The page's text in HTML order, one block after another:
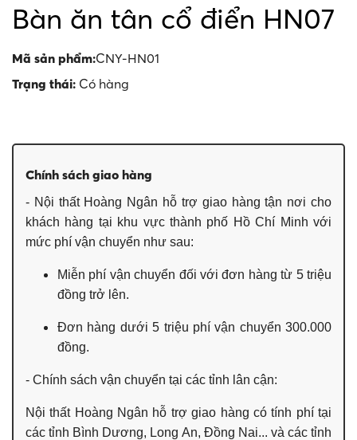
Bàn ăn tân cổ điển HN07
Mã sản phẩm:CNY-HN01
Trạng thái: Có hàng
​Chính sách giao hàng
- Nội thất Hoàng Ngân hỗ trợ giao hàng tận nơi cho
khách hàng tại khu vực thành phố Hồ Chí Minh với
mức phí vận chuyển như sau:
Miễn phí vận chuyển đối với đơn hàng từ 5 triệu
đồng trở lên.
Đơn hàng dưới 5 triệu phí vận chuyển 300.000
đồng.
- Chính sách vận chuyển tại các tỉnh lân cận:
Nội thất Hoàng Ngân hỗ trợ giao hàng có tính phí tại
các tỉnh Bình Dương, Long An, Đồng Nai... và các tỉnh